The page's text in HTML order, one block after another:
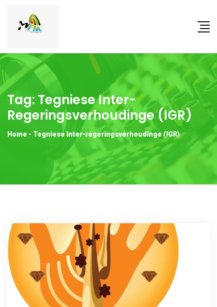
Tag: Tegniese Inter-
Regeringsverhoudinge (IGR)
Home - Tegniese Inter-regeringsverhoudinge (IGR)